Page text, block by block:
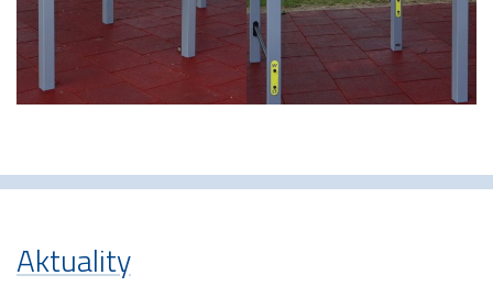
Aktuality